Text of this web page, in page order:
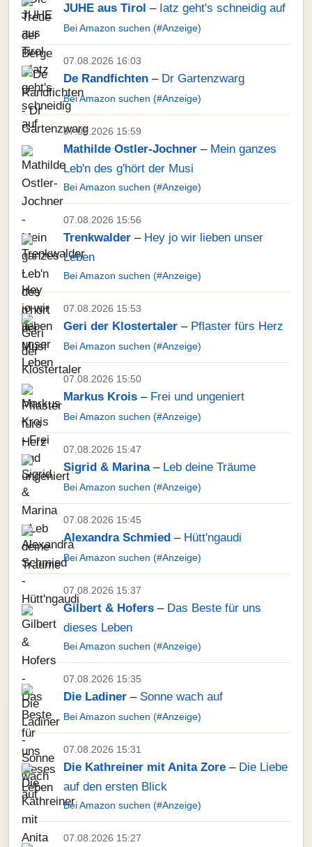
JUHE aus Tirol – Iatz geht's schneidig auf
Bei Amazon suchen (#Anzeige)
07.08.2026 16:03
De Randfichten – Dr Gartenzwarg
Bei Amazon suchen (#Anzeige)
07.08.2026 15:59
Mathilde Ostler-Jochner – Mein ganzes
Leb'n des g'hört der Musi
Bei Amazon suchen (#Anzeige)
07.08.2026 15:56
Trenkwalder – Hey jo wir lieben unser
Leben
Bei Amazon suchen (#Anzeige)
07.08.2026 15:53
Geri der Klostertaler – Pflaster fürs Herz
Bei Amazon suchen (#Anzeige)
07.08.2026 15:50
Markus Krois – Frei und ungeniert
Bei Amazon suchen (#Anzeige)
07.08.2026 15:47
Sigrid & Marina– Leb deine Träume
Bei Amazon suchen (#Anzeige)
07.08.2026 15:45
Alexandra Schmied – Hütt'ngaudi
Bei Amazon suchen (#Anzeige)
07.08.2026 15:37
Gilbert & Hofers – Das Beste für uns
dieses Leben
Bei Amazon suchen (#Anzeige)
07.08.2026 15:35
Die Ladiner – Sonne wach auf
Bei Amazon suchen (#Anzeige)
07.08.2026 15:31
Die Kathreiner mit Anita Zore – Die Liebe
auf den ersten Blick
Bei Amazon suchen (#Anzeige)
07.08.2026 15:27